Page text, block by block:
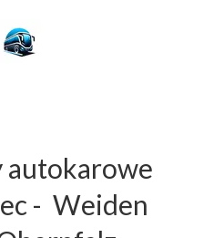
autokarowe
- Weiden